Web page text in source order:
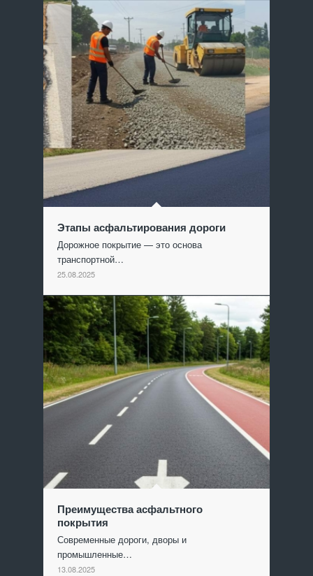
Этапы асфальтирования дороги
Дорожное покрытие — это основа
транспортной…
25.08.2025
Преимущества асфальтного
покрытия
Современные дороги, дворы и
промышленные…
13.08.2025